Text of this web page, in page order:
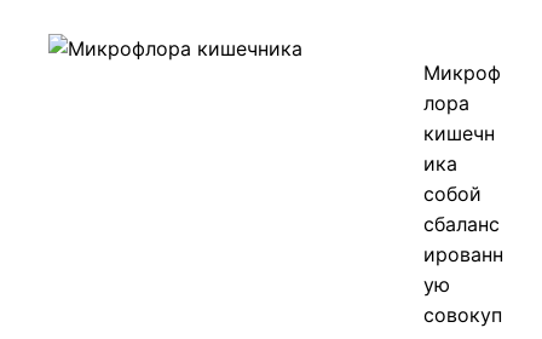
Микроф
лора
кишечн
ика
собой
сбаланс
ированн
ую
совокуп